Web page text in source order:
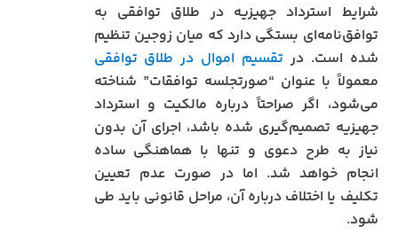
شرایط استرداد جهیزیه در طلاق توافقی به
توافق‌نامه‌ای بستگی دارد که میان زوجین تنظیم
شده است. در تقسیم اموال در طلاق توافقی
معمولاً با عنوان “صورتجلسه توافقات” شناخته
می‌شود، اگر صراحتاً درباره مالکیت و استرداد
جهیزیه تصمیم‌گیری شده باشد، اجرای آن بدون
نیاز به طرح دعوی و تنها با هماهنگی ساده
انجام خواهد شد. اما در صورت عدم تعیین
تکلیف یا اختلاف درباره آن، مراحل قانونی باید طی
شود.